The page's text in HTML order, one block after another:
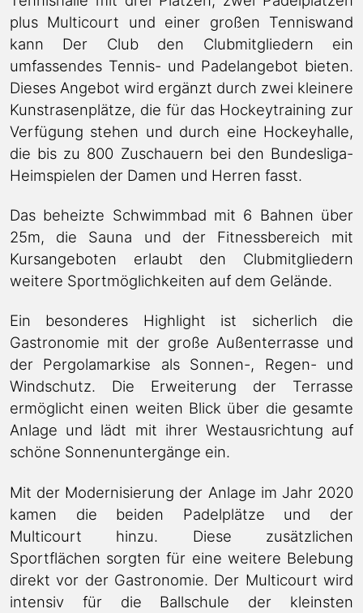
plus Multicourt und einer großen Tenniswand
kann Der Club den Clubmitgliedern ein
umfassendes Tennis- und Padelangebot bieten.
Dieses Angebot wird ergänzt durch zwei kleinere
Kunstrasenplätze, die für das Hockeytraining zur
Verfügung stehen und durch eine Hockeyhalle,
die bis zu 800 Zuschauern bei den Bundesliga-
Heimspielen der Damen und Herren fasst.
Das beheizte Schwimmbad mit 6 Bahnen über
25m, die Sauna und der Fitnessbereich mit
Kursangeboten erlaubt den Clubmitgliedern
weitere Sportmöglichkeiten auf dem Gelände.
Ein besonderes Highlight ist sicherlich die
Gastronomie mit der große Außenterrasse und
der Pergolamarkise als Sonnen-, Regen- und
Windschutz. Die Erweiterung der Terrasse
ermöglicht einen weiten Blick über die gesamte
Anlage und lädt mit ihrer Westausrichtung auf
schöne Sonnenuntergänge ein.
Mit der Modernisierung der Anlage im Jahr 2020
kamen die beiden Padelplätze und der
Multicourt hinzu. Diese zusätzlichen
Sportflächen sorgten für eine weitere Belebung
direkt vor der Gastronomie. Der Multicourt wird
intensiv für die Ballschule der kleinsten